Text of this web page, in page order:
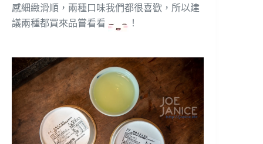
感細緻滑順，兩種口味我們都很喜歡，所以建
議兩種都買來品嘗看看
！